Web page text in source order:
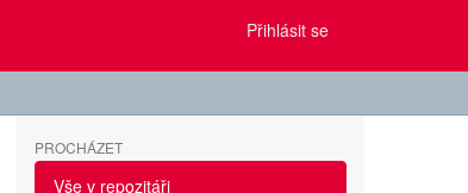
Přihlásit se
PROCHÁZET
Vše v repozitáři